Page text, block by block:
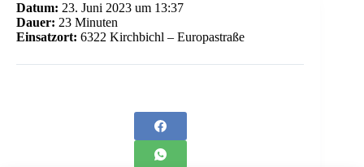
Datum: 23. Juni 2023 um 13:37
Dauer: 23 Minuten
Einsatzort: 6322 Kirchbichl – Europastraße